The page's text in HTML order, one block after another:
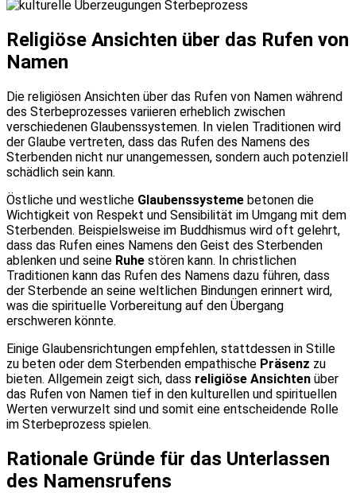
Religiöse Ansichten über das Rufen von
Namen
Die religiösen Ansichten über das Rufen von Namen während
des Sterbeprozesses variieren erheblich zwischen
verschiedenen Glaubenssystemen. In vielen Traditionen wird
der Glaube vertreten, dass das Rufen des Namens des
Sterbenden nicht nur unangemessen, sondern auch potenziell
schädlich sein kann.
Östliche und westliche Glaubenssysteme betonen die
Wichtigkeit von Respekt und Sensibilität im Umgang mit dem
Sterbenden. Beispielsweise im Buddhismus wird oft gelehrt,
dass das Rufen eines Namens den Geist des Sterbenden
ablenken und seine Ruhe stören kann. In christlichen
Traditionen kann das Rufen des Namens dazu führen, dass
der Sterbende an seine weltlichen Bindungen erinnert wird,
was die spirituelle Vorbereitung auf den Übergang
erschweren könnte.
Einige Glaubensrichtungen empfehlen, stattdessen in Stille
zu beten oder dem Sterbenden empathische Präsenz zu
bieten. Allgemein zeigt sich, dass religiöse Ansichten über
das Rufen von Namen tief in den kulturellen und spirituellen
Werten verwurzelt sind und somit eine entscheidende Rolle
im Sterbeprozess spielen.
Rationale Gründe für das Unterlassen
des Namensrufens